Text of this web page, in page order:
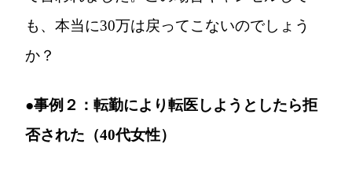
も、本当に30万は戻ってこないのでしょう
か？
●事例２：転勤により転医しようとしたら拒
否された（40代女性）